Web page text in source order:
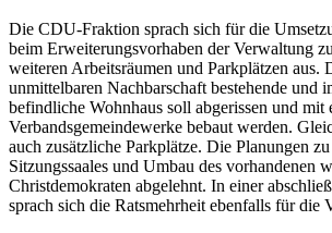
Die CDU-Fraktion sprach sich für die
beim Erweiterungsvorhaben der Verwaltung
weiteren Arbeitsräumen und Parkplätzen aus.
unmittelbaren Nachbarschaft bestehende und
befindliche Wohnhaus soll abgerissen und mit
Verbandsgemeindewerke bebaut werden.
auch zusätzliche Parkplätze. Die Planungen
Sitzungssaales und Umbau des vorhandenen
Christdemokraten abgelehnt. In einer
sprach sich die Ratsmehrheit ebenfalls für die